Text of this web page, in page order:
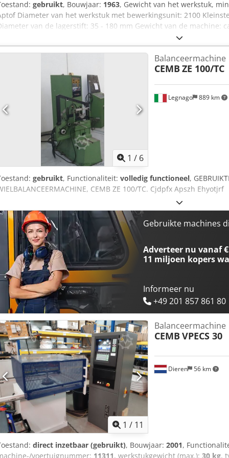
gebruikt, Bouwjaar: 1963, Gewicht van het werkstuk,
Diameter van het werkstuk met bewerkingsunit: 2100
van de lagerstift: 35 - 180 mm Gewicht van de machine:
1 / 6
Legnago 889 km
Balanceermachine
CEMB ZE 100/TC
gebruikt, Functionaliteit: volledig functioneel,
CEMB ZE 100/TC. Cjdpfx Apszh Ehyotjrf
Gebruikte machines
Adverteer nu vanaf
11 miljoen kopers
Informeer nu
+49 201 857 861 80
1 / 11
Dieren 56 km
Balanceermachine
CEMB VPECS 30
direct inzetbaar (gebruikt), Bouwjaar: 2001,
voertuignummer: 11311, werkstukgewicht (max.): 30 kg,